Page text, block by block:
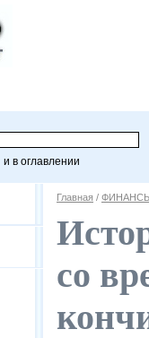
и в оглавлении
Главная /
со